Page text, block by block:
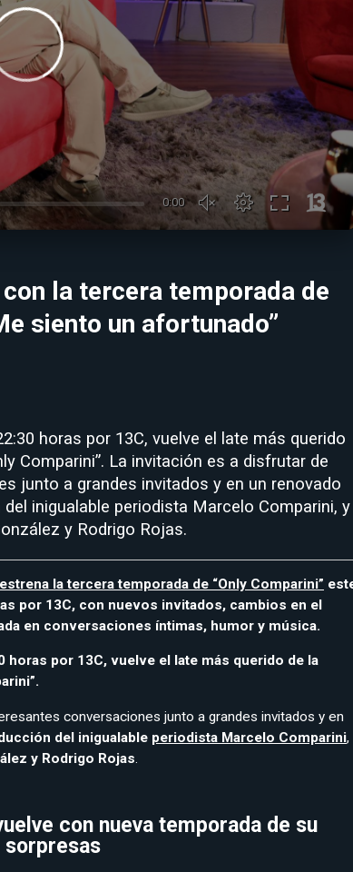
la tercera temporada de
siento un afortunado”
horas por 13C, vuelve el late más querido
Comparini”. La invitación es a disfrutar de
junto a grandes invitados y en un renovado
inigualable periodista Marcelo Comparini, y
y Rodrigo Rojas.
la tercera temporada de “Only Comparini”
por 13C, con nuevos invitados, cambios en el
en conversaciones íntimas, humor y música.
horas por 13C, vuelve el late más querido de la
conversaciones junto a grandes invitados y en
del inigualable periodista Marcelo Comparini,
y Rodrigo Rojas.
con nueva temporada de su
sorpresas